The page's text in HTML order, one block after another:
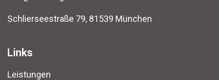
Schlierseestraße 79, 81539 München
Links
Leistungen